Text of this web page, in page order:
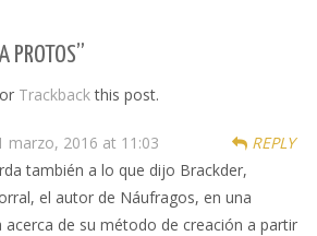
PROTOS”
or Trackbackthis post.
marzo, 2016 at 11:03
REPLY
también a lo que dijo Brackder,
el autor de Náufragos, en una
acerca de su método de creación a partir